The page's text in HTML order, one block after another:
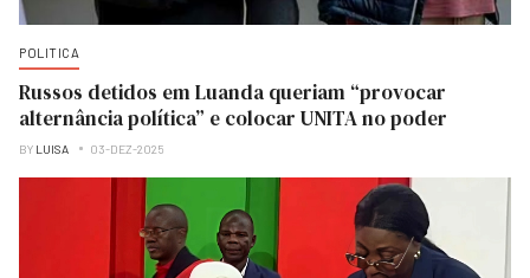
POLITICA
Russos detidos em Luanda queriam “provocar
alternância política” e colocar UNITA no poder
BY LUISA 03-DEZ-2025